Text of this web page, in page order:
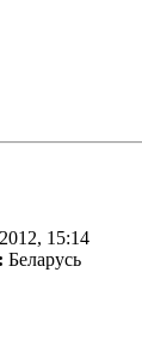
15:14
Беларусь